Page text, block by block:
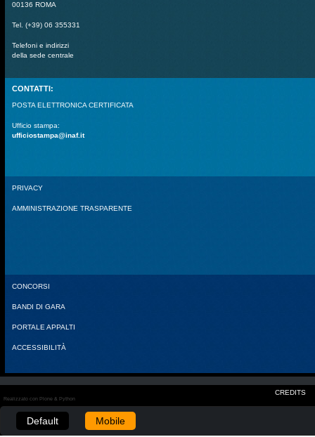
00136 ROMA
Tel. (+39) 06 355331
Telefoni e indirizzi
della sede centrale
CONTATTI:
POSTA ELETTRONICA CERTIFICATA
Ufficio stampa:
ufficiostampa@inaf.it
PRIVACY
AMMINISTRAZIONE TRASPARENTE
CONCORSI
BANDI DI GARA
PORTALE APPALTI
ACCESSIBILITÀ
CREDITS
Realizzato con Plone & Python
Default Mobile